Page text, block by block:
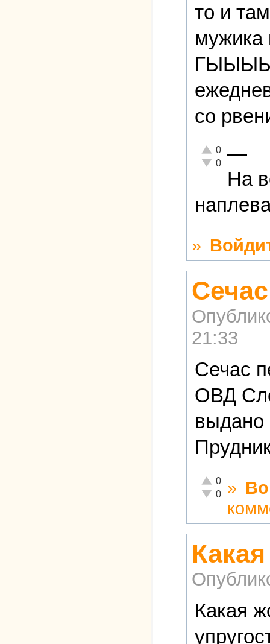
то и
мужика
со
Отлично!
0
Неадекватно!
0 —
На
»
21:33
Сечас
ОВД
выдано
Отлично!
0
Неадекватно!
0 »
Какая